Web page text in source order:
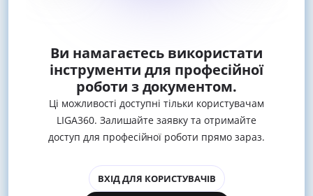
Ви намагаєтесь використати
інструменти для професійної
роботи з документом.
Ці можливості доступні тільки користувачам
LIGA360. Залишайте заявку та отримайте
доступ для професійної роботи прямо зараз.
ВХІД ДЛЯ КОРИСТУВАЧІВ